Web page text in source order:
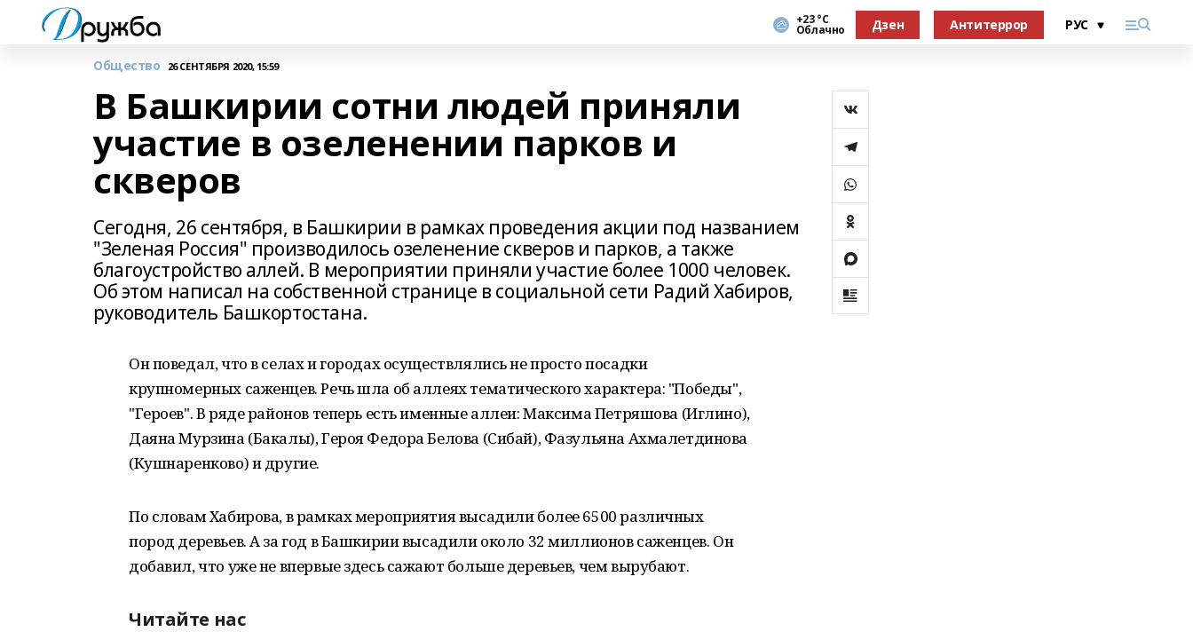
+23 °С
Облачно Дзен Антитеррор
Общество 26 СЕНТЯБРЯ 2020, 15:59
В Башкирии сотни людей приняли
участие в озеленении парков и
скверов
Сегодня, 26 сентября, в Башкирии в рамках проведения акции под названием
"Зеленая Россия" производилось озеленение скверов и парков, а также
благоустройство аллей. В мероприятии приняли участие более 1000 человек.
Об этом написал на собственной странице в социальной сети Радий Хабиров,
руководитель Башкортостана.
Он поведал, что в селах и городах осуществлялись не просто посадки
крупномерных саженцев. Речь шла об аллеях тематического характера: "Победы",
"Героев". В ряде районов теперь есть именные аллеи: Максима Петряшова (Иглино),
Даяна Мурзина (Бакалы), Героя Федора Белова (Сибай), Фазульяна Ахмалетдинова
(Кушнаренково) и другие.
По словам Хабирова, в рамках мероприятия высадили более 6500 различных
пород деревьев. А за год в Башкирии высадили около 32 миллионов саженцев. Он
добавил, что уже не впервые здесь сажают больше деревьев, чем вырубают.
Читайте нас